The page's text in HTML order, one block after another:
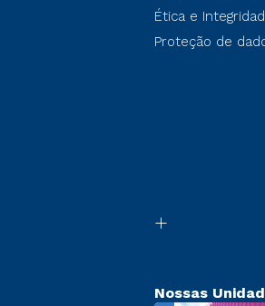
Ética e
Proteção de
Nossas